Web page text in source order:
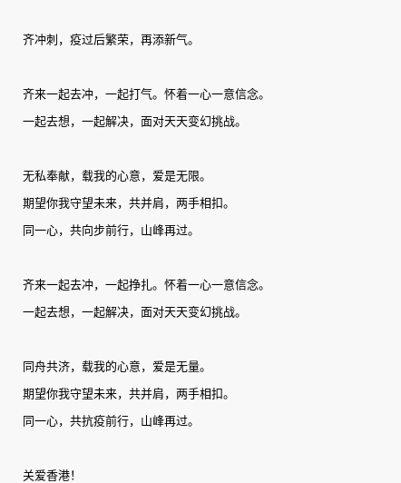
齐冲刺，疫过后繁荣，再添新气。
齐来一起去冲，一起打气。怀着一心一意信念。
一起去想，一起解决，面对天天变幻挑战。
无私奉献，载我的心意，爱是无限。
期望你我守望未来，共并肩，两手相扣。
同一心，共向步前行，山峰再过。
齐来一起去冲，一起挣扎。怀着一心一意信念。
一起去想，一起解决，面对天天变幻挑战。
同舟共济，载我的心意，爱是无量。
期望你我守望未来，共并肩，两手相扣。
同一心，共抗疫前行，山峰再过。
关爱香港！